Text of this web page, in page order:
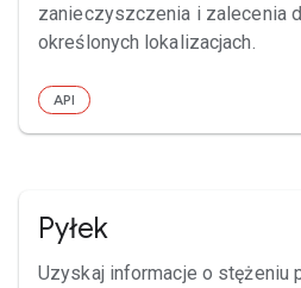
zanieczyszczenia i zalecenia
określonych lokalizacjach.
API
Pyłek
Uzyskaj informacje o stężeniu